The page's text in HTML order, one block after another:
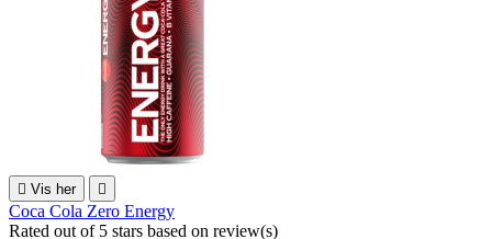
 Vis her 
Coca Cola Zero Energy
Rated out of 5 stars based on review(s)